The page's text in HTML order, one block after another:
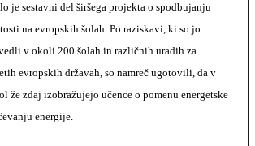
je sestavni del širšega projekta o spodbujanju
na evropskih šolah. Po raziskavi, ki so jo
v okoli 200 šolah in različnih uradih za
evropskih državah, so namreč ugotovili, da v
že zdaj izobražujejo učence o pomenu energetske
energije.